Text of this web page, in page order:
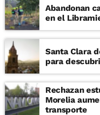
Abandonan
en el
Santa Clara
para
Rechazan
Morelia aumento arbitrario de pasaje del
transporte